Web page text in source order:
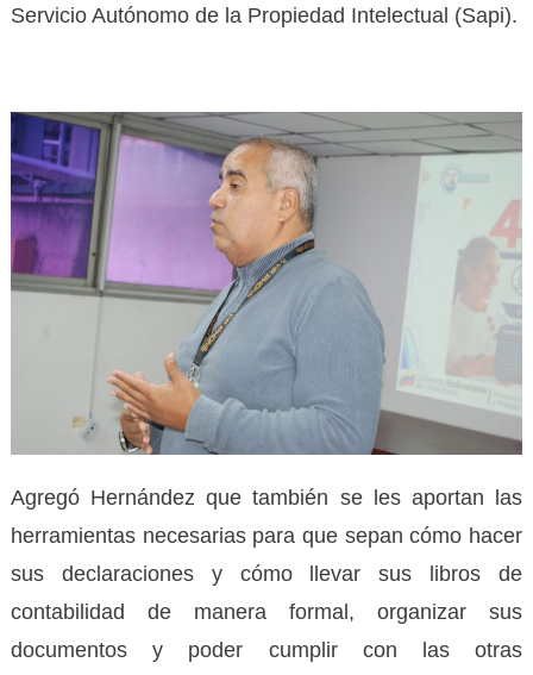
Servicio Autónomo de la Propiedad Intelectual (Sapi).
Agregó Hernández que también se les aportan las
herramientas necesarias para que sepan cómo hacer
sus declaraciones y cómo llevar sus libros de
contabilidad de manera formal, organizar sus
documentos y poder cumplir con las otras